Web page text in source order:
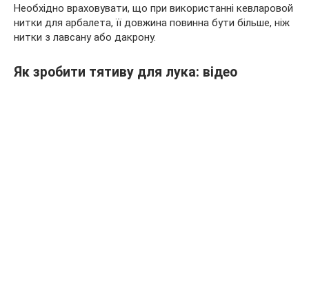
Необхідно враховувати, що при використанні кевларовой
нитки для арбалета, її довжина повинна бути більше, ніж
нитки з лавсану або дакрону.
Як зробити тятиву для лука: відео